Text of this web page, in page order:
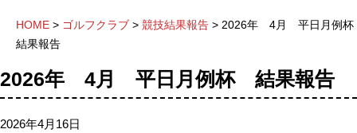
HOME > ゴルフクラブ > 競技結果報告 > 2026年 4月 平日月例
結果報告
2026年 4月 平日月例杯 結果報告
2026年4月16日